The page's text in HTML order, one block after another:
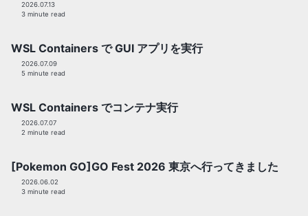
2026.07.13
3 minute read
WSL Containers で GUI アプリを実行
2026.07.09
5 minute read
WSL Containers でコンテナ実行
2026.07.07
2 minute read
[Pokemon GO]GO Fest 2026 東京へ行ってきました
2026.06.02
3 minute read